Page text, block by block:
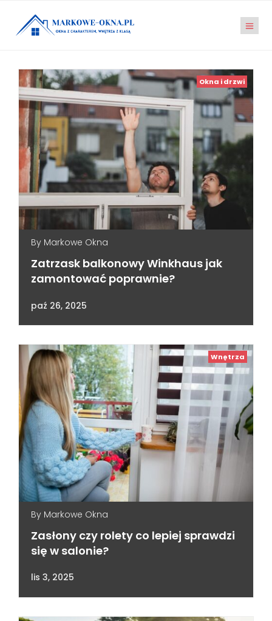
Okna i drzwi
By Markowe Okna
Zatrzask balkonowy Winkhaus jak
zamontować poprawnie?
paź 26, 2025
Wnętrza
By Markowe Okna
Zasłony czy rolety co lepiej sprawdzi
się w salonie?
lis 3, 2025